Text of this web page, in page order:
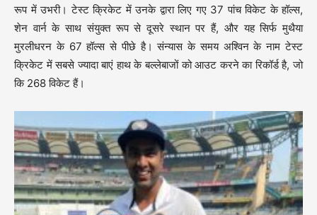
रूप में उभरी। टेस्ट क्रिकेट में उनके द्वारा लिए गए 37 पांच विकेट के हॉल्स,
शेन वार्न के साथ संयुक्त रूप से दूसरे स्थान पर हैं, और यह सिर्फ मुथैया
मुरलीधरन के 67 हॉल्स से पीछे है। संन्यास के समय अश्विन के नाम टेस्ट
क्रिकेट में सबसे ज्यादा बाएं हाथ के बल्लेबाजों को आउट करने का रिकॉर्ड है, जो
कि 268 विकेट हैं।